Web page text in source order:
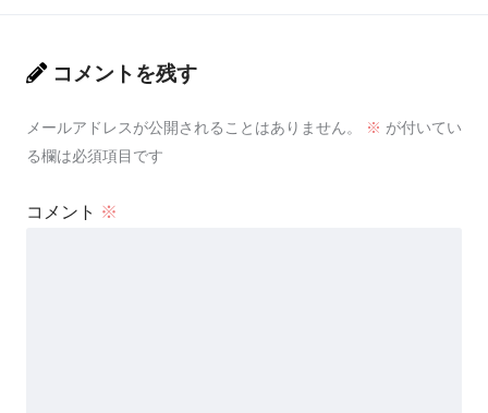
コメントを残す
メールアドレスが公開されることはありません。 ※ が付いてい
る欄は必須項目です
コメント ※